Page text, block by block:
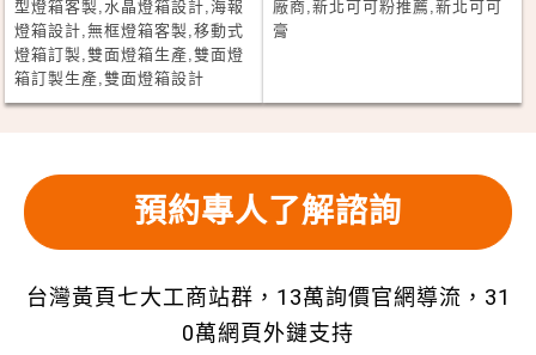
型燈箱客製,水晶燈箱設計,海報
燈箱設計,無框燈箱客製,移動式
燈箱訂製,雙面燈箱生產,雙面燈
箱訂製生產,雙面燈箱設計
廠商,新北可可粉推薦,新北可可
膏
預約專人了解諮詢
台灣黃頁七大工商站群，13萬詢價官網導流，31
0萬網頁外鏈支持